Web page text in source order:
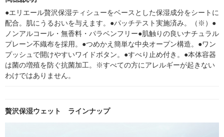
入）大王製紙
紙
●エリエール贅沢保湿ティシューをベースとした保湿成分をシートに
配合。肌にうるおいを与えます。●パッチテスト実施済み。（※）●
ノンアルコール・無香料・パラベンフリー●肌触りの良いナチュラル
プレーン不織布を採用。●つめかえ簡単な中央オープン構造。●ワン
プッシュで開けやすいワイドボタン。●すべり止め付き。●本体容器
は菌の増殖を防ぐ抗菌加工。※すべての方にアレルギーが起きない
わけではありません。
贅沢保湿ウェット ラインナップ